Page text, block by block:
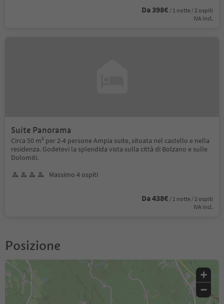
Da 398€ / 1 notte / 2 ospiti
IVA incl.
Suite Panorama
Circa 50 m² per 2-4 persone Ampia suite, situata nel castello e nella
residenza. Godetevi la splendida vista sulla città di Bolzano e sulle
Dolomiti.
Massimo 4 ospiti
Da 438€ / 1 notte / 2 ospiti
IVA incl.
Posizione
+
−